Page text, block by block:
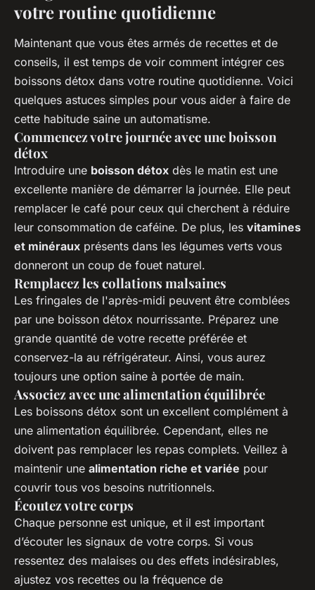
votre routine quotidienne
Maintenant que vous êtes armés de recettes et de
conseils, il est temps de voir comment intégrer ces
boissons détox dans votre routine quotidienne. Voici
quelques astuces simples pour vous aider à faire de
cette habitude saine un automatisme.
Commencez votre journée avec une boisson
détox
Introduire une boisson détox dès le matin est une
excellente manière de démarrer la journée. Elle peut
remplacer le café pour ceux qui cherchent à réduire
leur consommation de caféine. De plus, les vitamines
et minéraux présents dans les légumes verts vous
donneront un coup de fouet naturel.
Remplacez les collations malsaines
Les fringales de l'après-midi peuvent être comblées
par une boisson détox nourrissante. Préparez une
grande quantité de votre recette préférée et
conservez-la au réfrigérateur. Ainsi, vous aurez
toujours une option saine à portée de main.
Associez avec une alimentation équilibrée
Les boissons détox sont un excellent complément à
une alimentation équilibrée. Cependant, elles ne
doivent pas remplacer les repas complets. Veillez à
maintenir une alimentation riche et variée pour
couvrir tous vos besoins nutritionnels.
Écoutez votre corps
Chaque personne est unique, et il est important
d’écouter les signaux de votre corps. Si vous
ressentez des malaises ou des effets indésirables,
ajustez vos recettes ou la fréquence de